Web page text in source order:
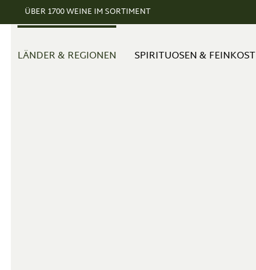
ÜBER 1700 WEINE IM SORTIMENT
LÄNDER & REGIONEN SPIRITUOSEN & FEINKOST